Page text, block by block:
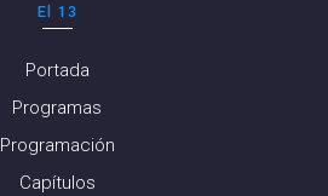
El 13
Portada
Programas
Programación
Capítulos